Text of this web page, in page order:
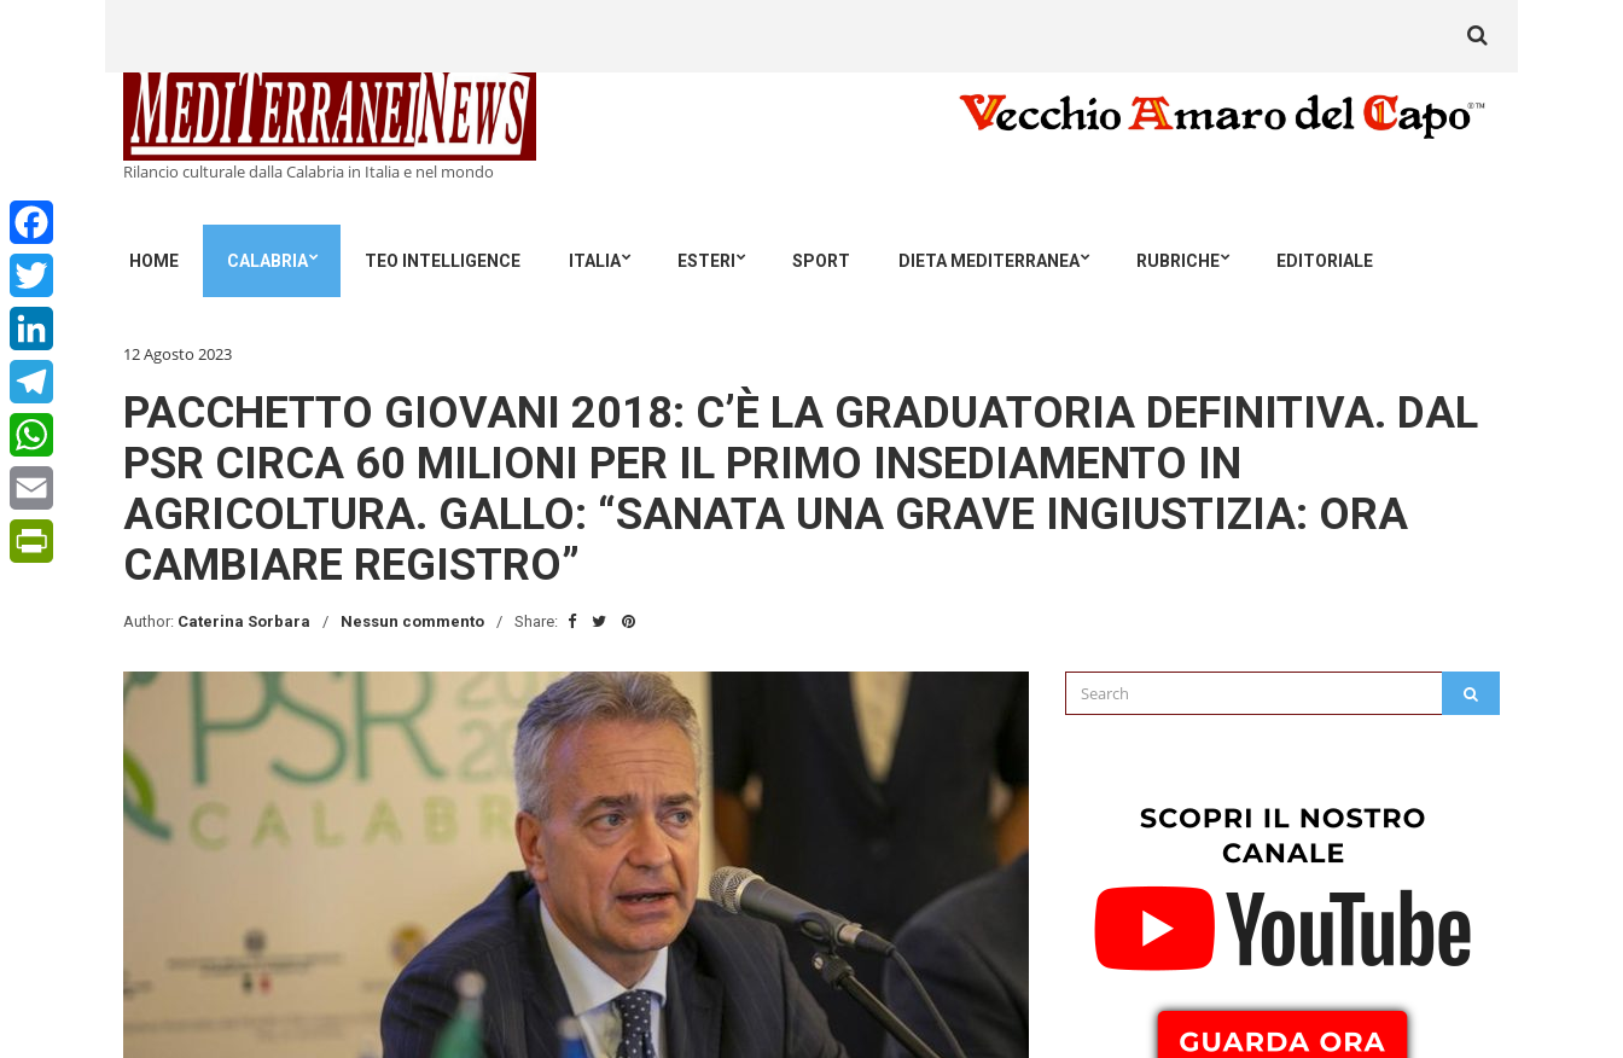
Rilancio culturale dalla Calabria in Italia e nel mondo
HOME CALABRIA TEO INTELLIGENCE ITALIA ESTERI SPORT DIETA MEDITERRANEA RUBRICHE EDITORIALE
for:
Facebook
Twitter
LinkedIn
Telegram
WhatsApp
Email
12 Agosto 2023
PACCHETTO GIOVANI 2018: C’È LA GRADUATORIA DEFINITIVA. DAL
PSR CIRCA 60 MILIONI PER IL PRIMO INSEDIAMENTO IN
AGRICOLTURA. GALLO: “SANATA UNA GRAVE INGIUSTIZIA: ORA
CAMBIARE REGISTRO”
Author: Caterina Sorbara Nessun commento Share:
Search
for: